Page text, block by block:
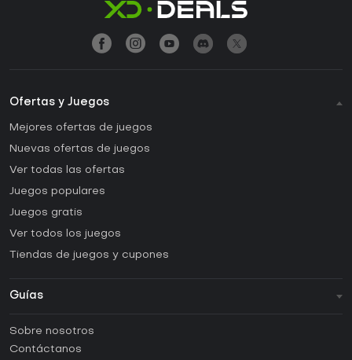
Ofertas y Juegos
Mejores ofertas de juegos
Nuevas ofertas de juegos
Ver todas las ofertas
Juegos populares
Juegos gratis
Ver todos los juegos
Tiendas de juegos y cupones
Guías
Guías y tutoriales
Sobre nosotros
Contáctanos